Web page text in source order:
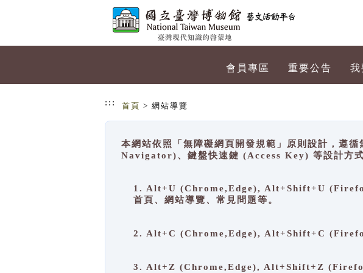
會員專區 重要公告 我
::: 首頁 > 網站導覽
本網站依照「無障礙網頁開發規範」原則設計，遵
Navigator)、鍵盤快速鍵 (Access Key) 等設計方式
1. Alt+U (Chrome,Edge), Alt+Shift+U
首頁、網站導覽、常見問題等。
2. Alt+C (Chrome,Edge), Alt+Shift+C
3. Alt+Z (Chrome,Edge), Alt+Shift+Z